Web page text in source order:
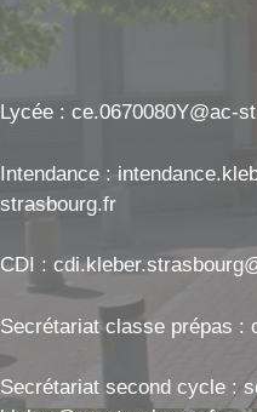
Lycée : ce.0670080Y@ac-
Intendance :
strasbourg.fr
CDI :
Secrétariat classe prépas :
Secrétariat second cycle :